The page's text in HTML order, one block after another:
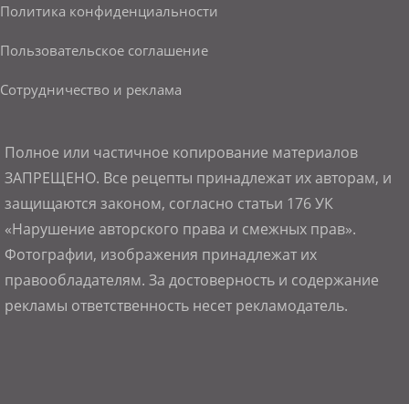
Политика конфиденциальности
Пользовательское соглашение
Сотрудничество и реклама
Полное или частичное копирование материалов
ЗАПРЕЩЕНО. Все рецепты принадлежат их авторам, и
защищаются законом, согласно статьи 176 УК
«Нарушение авторского права и смежных прав».
Фотографии, изображения принадлежат их
правообладателям. За достоверность и содержание
рекламы ответственность несет рекламодатель.